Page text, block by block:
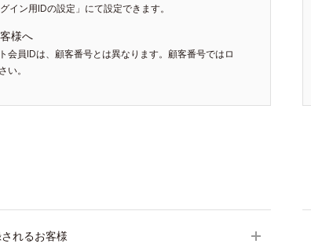
ン用IDの設定」にて設定できます。
様へ
会員IDは、顧客番号とは異なります。顧客番号ではロ
い。
れるお客様